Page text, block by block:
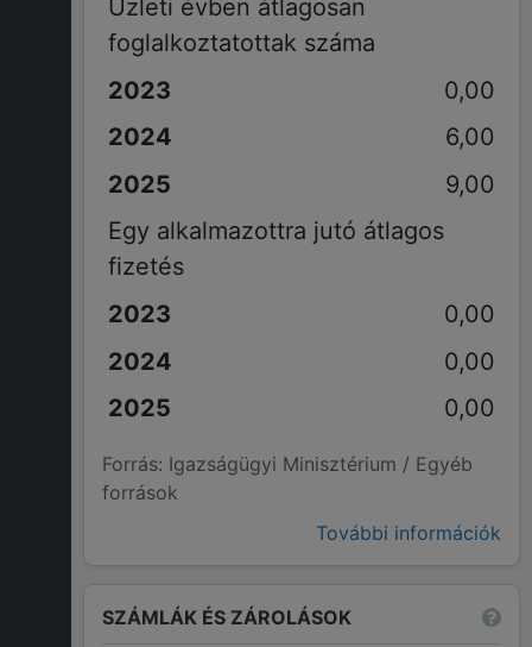
Üzleti évben átlagosan
foglalkoztatottak száma
0,00
6,00
9,00
Egy alkalmazottra jutó átlagos
fizetés
0,00
0,00
0,00
Forrás: Igazságügyi Minisztérium / Egyéb
források
További információk
SZÁMLÁK ÉS ZÁROLÁSOK